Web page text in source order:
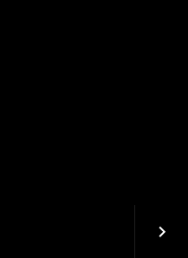
keyboard_arrow_right